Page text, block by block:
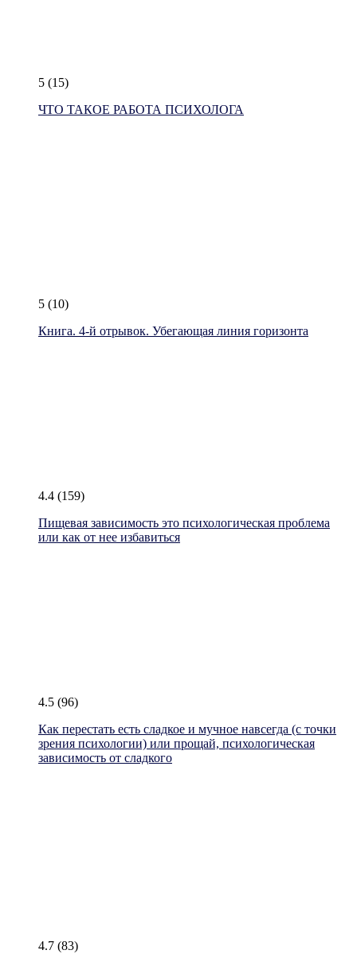
5 (15)
ЧТО ТАКОЕ РАБОТА ПСИХОЛОГА
5 (10)
Книга. 4-й отрывок. Убегающая линия горизонта
4.4 (159)
Пищевая зависимость это психологическая проблема
или как от нее избавиться
4.5 (96)
Как перестать есть сладкое и мучное навсегда (с точки
зрения психологии) или прощай, психологическая
зависимость от сладкого
4.7 (83)